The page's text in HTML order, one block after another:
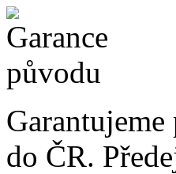
do ČR.